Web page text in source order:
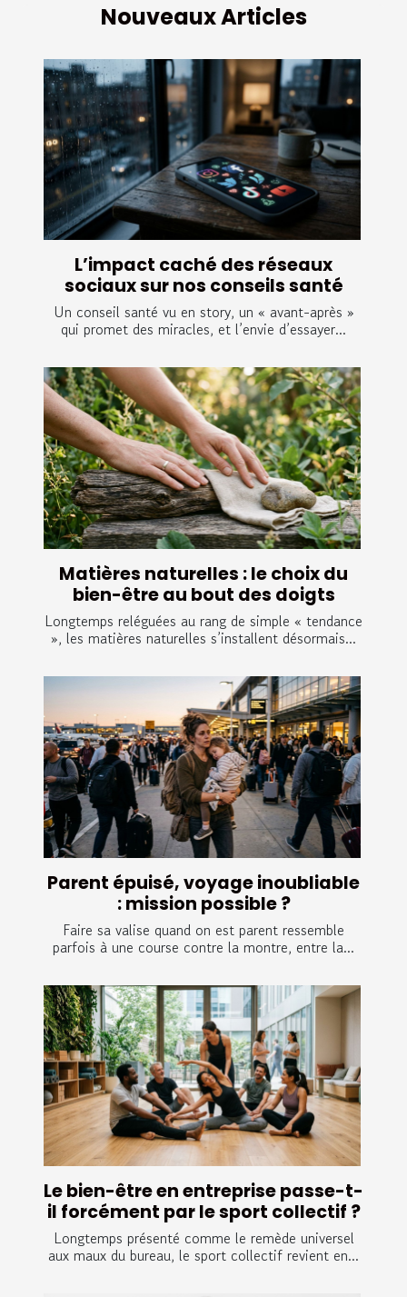
Nouveaux Articles
L’impact caché des réseaux
sociaux sur nos conseils santé
Un conseil santé vu en story, un « avant-après »
qui promet des miracles, et l’envie d’essayer...
Matières naturelles : le choix du
bien-être au bout des doigts
Longtemps reléguées au rang de simple « tendance
», les matières naturelles s’installent désormais...
Parent épuisé, voyage inoubliable
: mission possible ?
Faire sa valise quand on est parent ressemble
parfois à une course contre la montre, entre la...
Le bien-être en entreprise passe-t-
il forcément par le sport collectif ?
Longtemps présenté comme le remède universel
aux maux du bureau, le sport collectif revient en...